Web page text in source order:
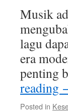
Musik
lagu
era
penting
reading
Posted in